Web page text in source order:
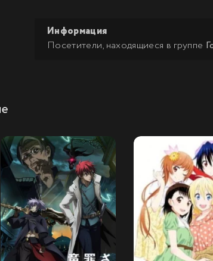
Информация
Посетители, находящиеся в группе